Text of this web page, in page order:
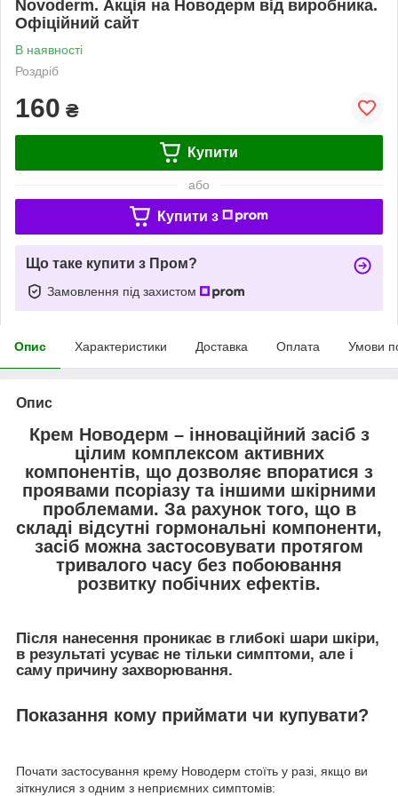
Novoderm. Акція на Новодерм від виробника.
Офіційний сайт
В наявності
Роздріб
160 ₴
Купити
або
Купити з
Що таке купити з Пром?
Замовлення під захистом
Опис Характеристики Доставка Оплата Умови
Опис
Крем Новодерм – інноваційний засіб з
цілим комплексом активних
компонентів, що дозволяє впоратися з
проявами псоріазу та іншими шкірними
проблемами. За рахунок того, що в
складі відсутні гормональні компоненти,
засіб можна застосовувати протягом
тривалого часу без побоювання
розвитку побічних ефектів.
Після нанесення проникає в глибокі шари шкіри,
в результаті усуває не тільки симптоми, але і
саму причину захворювання.
Показання кому приймати чи купувати?
Почати застосування крему Новодерм стоїть у разі, якщо ви
зіткнулися з одним з неприємних симптомів: